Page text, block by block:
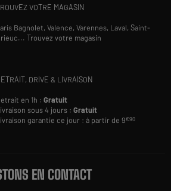
VOTRE MAGASIN
Bagnolet,Valence,Varennes, Laval,Saint-
...Trouvez votre magasin
DRIVE & LIVRAISON
en 1h :Gratuit
sous 4 jours :Gratuit
garantie ce jour : à partir de 9€90
EN CONTACT